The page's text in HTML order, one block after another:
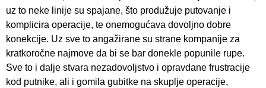
uz to neke linije su spajane, što produžuje putovanje i
komplicira operacije, te onemogućava dovoljno dobre
konekcije. Uz sve to angažirane su strane kompanije za
kratkoročne najmove da bi se bar donekle popunile rupe.
Sve to i dalje stvara nezadovoljstvo i opravdane frustracije
kod putnike, ali i gomila gubitke na skuplje operacije,